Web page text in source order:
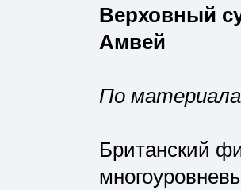
Верховный
Амвей
По
Британский